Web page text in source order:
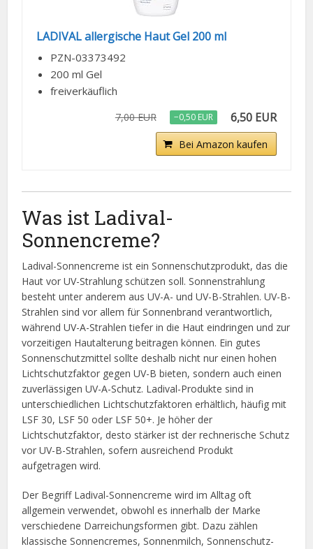
LADIVAL allergische Haut Gel 200 ml
PZN-03373492
200 ml Gel
freiverkäuflich
7,00 EUR −0,50 EUR 6,50 EUR
Bei Amazon kaufen
Was ist Ladival-
Sonnencreme?
Ladival-Sonnencreme ist ein Sonnenschutzprodukt, das die
Haut vor UV-Strahlung schützen soll. Sonnenstrahlung
besteht unter anderem aus UV-A- und UV-B-Strahlen. UV-B-
Strahlen sind vor allem für Sonnenbrand verantwortlich,
während UV-A-Strahlen tiefer in die Haut eindringen und zur
vorzeitigen Hautalterung beitragen können. Ein gutes
Sonnenschutzmittel sollte deshalb nicht nur einen hohen
Lichtschutzfaktor gegen UV-B bieten, sondern auch einen
zuverlässigen UV-A-Schutz. Ladival-Produkte sind in
unterschiedlichen Lichtschutzfaktoren erhältlich, häufig mit
LSF 30, LSF 50 oder LSF 50+. Je höher der
Lichtschutzfaktor, desto stärker ist der rechnerische Schutz
vor UV-B-Strahlen, sofern ausreichend Produkt
aufgetragen wird.
Der Begriff Ladival-Sonnencreme wird im Alltag oft
allgemein verwendet, obwohl es innerhalb der Marke
verschiedene Darreichungsformen gibt. Dazu zählen
klassische Sonnencremes, Sonnenmilch, Sonnenschutz-